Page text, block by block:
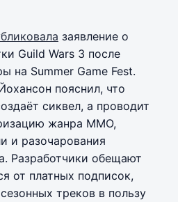
заявление о
Guild Wars 3 после
на Summer Game Fest.
пояснил, что
сиквел, а проводит
жанра ММО,
и разочарования
Разработчики обещают
от платных подписок,
треков в пользу